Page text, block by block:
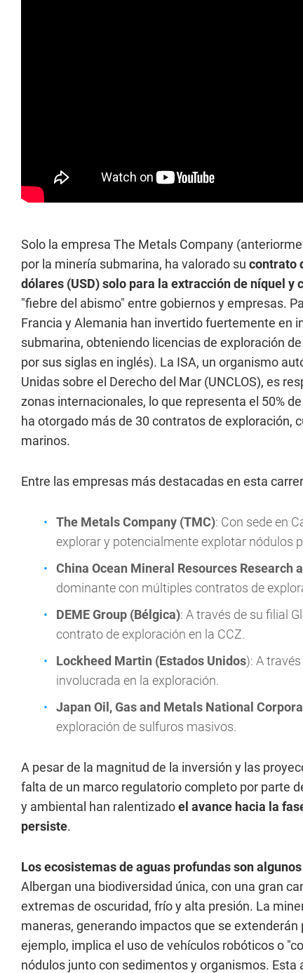
Solo la empresa The Metals Company
por la minería submarina, ha valorado su contrato
dólares (USD) solo para la extracción de níquel y
"fiebre del abismo" entre gobiernos y empresas.
Francia y Alemania han invertido fuertemente en
submarina, obteniendo licencias de exploración
por sus siglas en inglés). La ISA, un organismo
Unidas sobre el Derecho del Mar (UNCLOS), es
zonas internacionales, lo que representa el 50%
ha otorgado más de 30 contratos de exploración,
marinos.
Entre las empresas más destacadas en esta
The Metals Company (TMC): Con sede en
explorar y potencialmente explotar nódulos
China Ocean Mineral Resources Research
dominante con múltiples contratos de
DEME Group (Bélgica): A través de su filial
contrato de exploración en la CCZ.
Lockheed Martin (Estados Unidos): A
involucrada en la exploración.
Japan Oil, Gas and Metals National
exploración de sulfuros masivos.
A pesar de la magnitud de la inversión y las
falta de un marco regulatorio completo por parte
y ambiental han ralentizadoel avance hacia la
persiste.
Los ecosistemas de aguas profundas son
Albergan una biodiversidad única, con una gran
extremas de oscuridad, frío y alta presión. La
maneras, generando impactos que se
ejemplo, implica el uso de vehículos robóticos o
nódulos junto con sedimentos y organismos.